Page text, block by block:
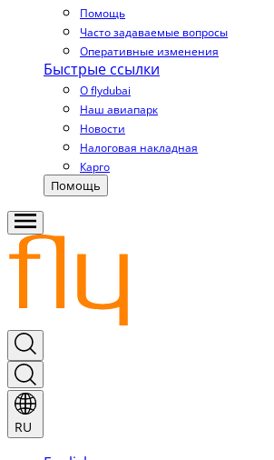
Помощь
Часто задаваемые вопросы
Оперативные изменения
Быстрые ссылки
О flydubai
Наш авиапарк
Новости
Налоговая накладная
Карго
Помощь
RU